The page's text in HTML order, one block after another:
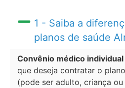
1 - Saiba a
planos de saúde
Convênio médico individual
que deseja contratar o
(pode ser adulto, criança ou